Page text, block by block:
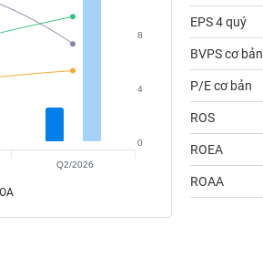
0
4
8
Q2/2026
EPS 4 quý
BVPS cơ bản
P/E cơ bản
ROS
ROEA
ROAA